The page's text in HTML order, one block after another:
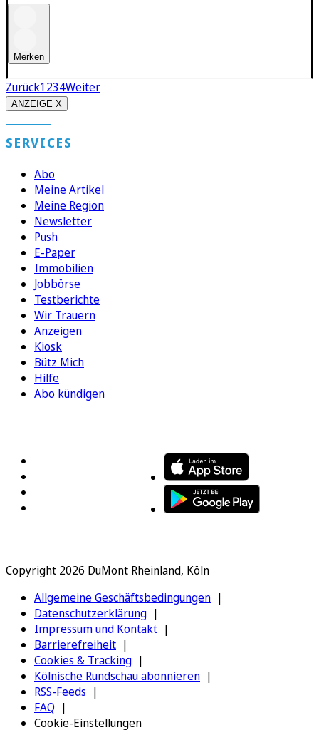
Merken
Zurück1234Weiter
ANZEIGE X
SERVICES
Abo
Meine Artikel
Meine Region
Newsletter
Push
E-Paper
Immobilien
Jobbörse
Testberichte
Wir Trauern
Anzeigen
Kiosk
Bütz Mich
Hilfe
Abo kündigen
Copyright 2026 DuMont Rheinland, Köln
Allgemeine Geschäftsbedingungen
Datenschutzerklärung
Impressum und Kontakt
Barrierefreiheit
Cookies & Tracking
Kölnische Rundschau abonnieren
RSS-Feeds
FAQ
Cookie-Einstellungen